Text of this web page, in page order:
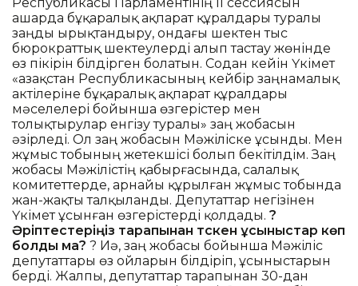
ашарда бұқаралық ақпарат құралдары туралы
заңды ырықтандыру, ондағы шектен тыс
бюрократтық шектеулерді алып тастау жөнінде
өз пікірін білдірген болатын. Содан кейін Үкімет
«Қазақстан Республикасының кейбір заңнамалық
актілеріне бұқаралық ақпарат құралдары
мәселелері бойынша өзгерістер мен
толықтырулар енгізу туралы» заң жобасын
әзірледі. Ол заң жобасын Мәжіліске ұсынды. Мен
жұмыс тобының жетекшісі болып бекітілдім. Заң
жобасы Мәжілістің қабырғасында, салалық
комитеттерде, арнайы құрылған жұмыс тобында
жан-жақты талқыланды. Депутаттар негізінен
Үкімет ұсынған өзгерістерді қолдады. ?
Әріптестеріңіз тарапынан түскен ұсыныстар көп
болды ма? ? Иә, заң жобасы бойынша Мәжіліс
депутаттары өз ойларын білдіріп, ұсыныстарын
берді. Жалпы, депутаттар тарапынан 30-дан